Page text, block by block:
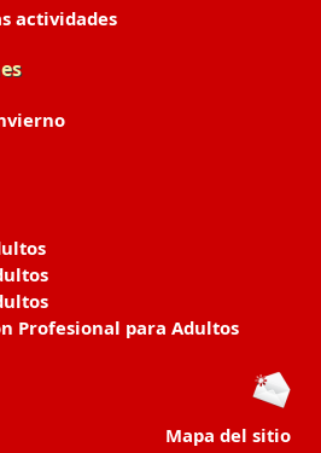
actividades
Profesional para Adultos
Mapa del sitio